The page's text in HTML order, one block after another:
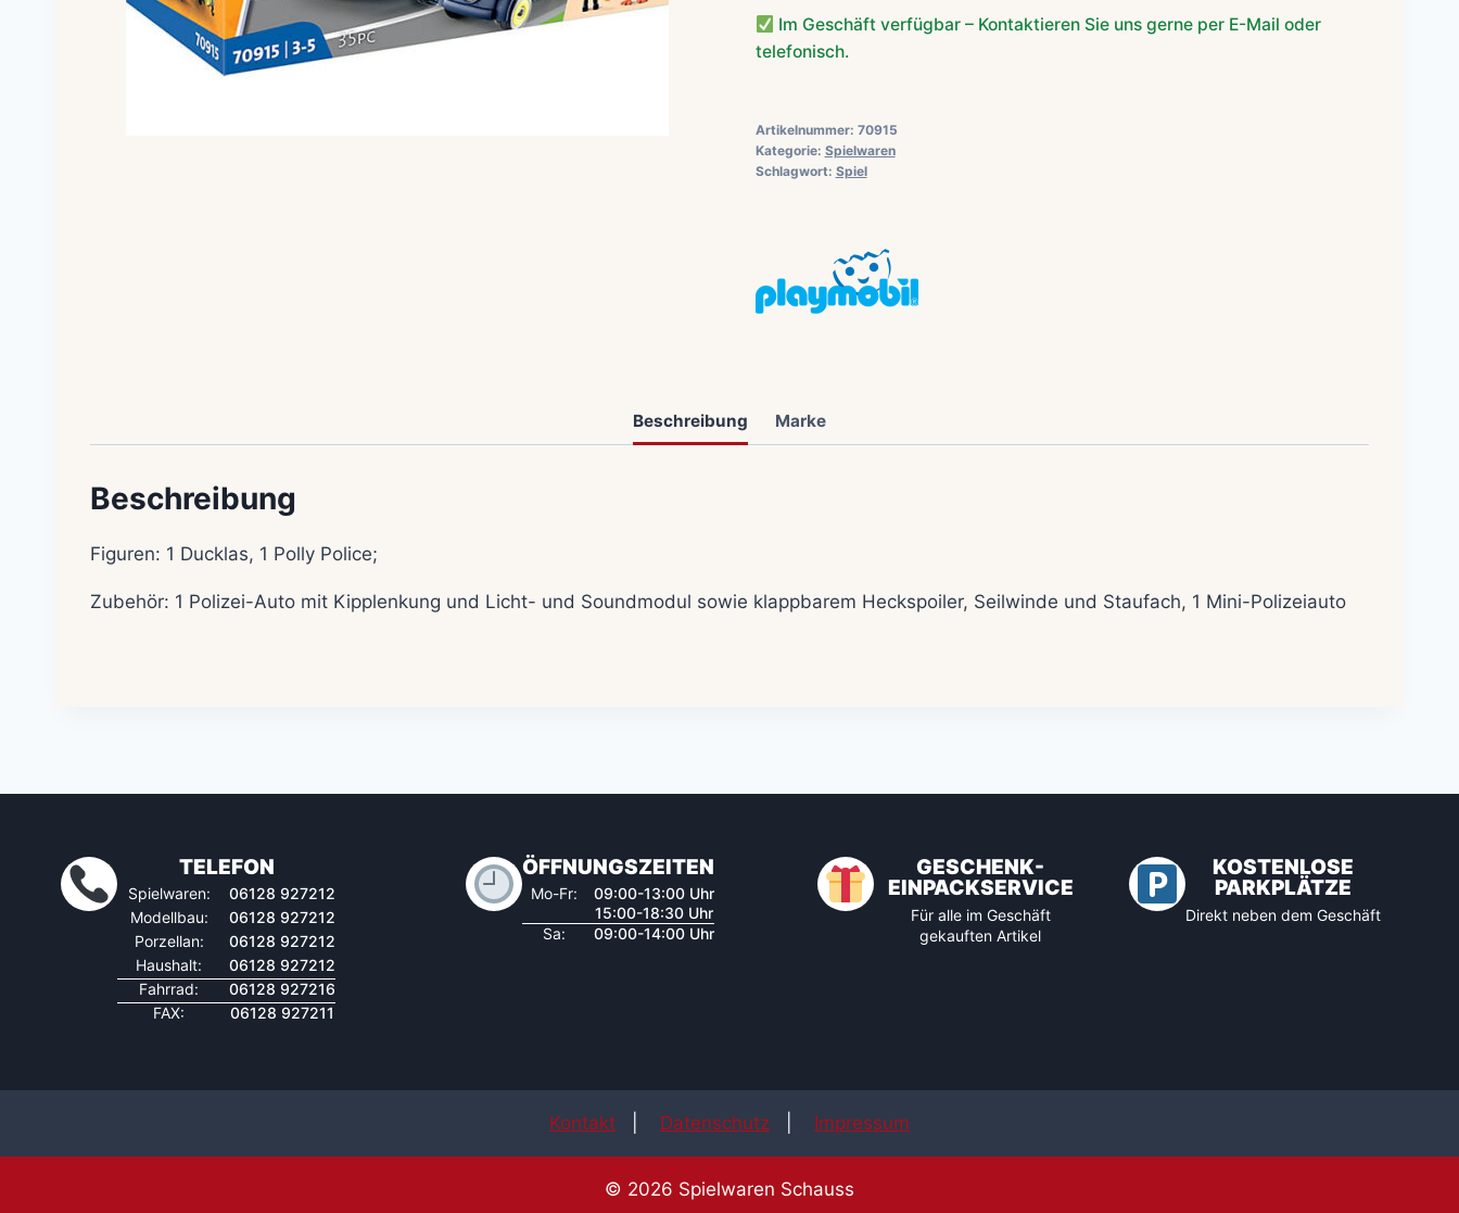
Im Geschäft verfügbar – Kontaktieren Sie uns gerne per E-Mail oder
telefonisch.
Artikelnummer: 70915
Kategorie: Spielwaren
Schlagwort: Spiel
Beschreibung Marke
Beschreibung
Figuren: 1 Ducklas, 1 Polly Police;
Zubehör: 1 Polizei-Auto mit Kipplenkung und Licht- und Soundmodul sowie klappbarem Heckspoiler, Seilwinde und Staufach, 1 Mini-Polizeiauto
TELEFON
Spielwaren:
06128 927212
Modellbau:
06128 927212
Porzellan:
06128 927212
Haushalt:
06128 927212
Fahrrad:
06128 927216
FAX:
06128 927211
ÖFFNUNGSZEITEN
Mo-Fr:
09:00-13:00 Uhr
15:00-18:30 Uhr
Sa:
09:00-14:00 Uhr
GESCHENK-
EINPACKSERVICE
Für alle im Geschäft
gekauften Artikel
KOSTENLOSE
PARKPLÄTZE
Direkt neben dem Geschäft
Kontakt Datenschutz Impressum
© 2026 Spielwaren Schauss